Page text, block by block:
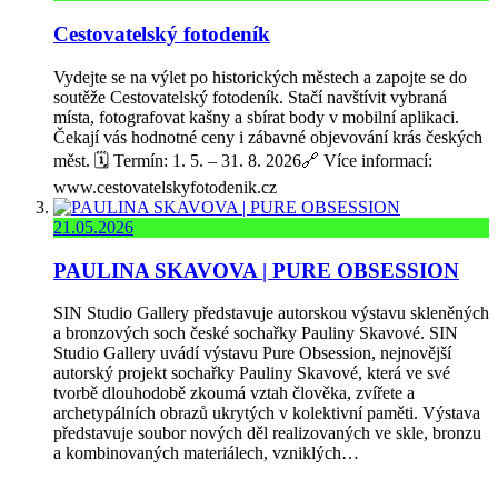
Cestovatelský fotodeník
Vydejte se na výlet po historických městech a zapojte se do
soutěže Cestovatelský fotodeník. Stačí navštívit vybraná
místa, fotografovat kašny a sbírat body v mobilní aplikaci.
Čekají vás hodnotné ceny i zábavné objevování krás českých
měst. 🗓️ Termín: 1. 5. – 31. 8. 2026🔗 Více informací:
www.cestovatelskyfotodenik.cz
21.05.2026
PAULINA SKAVOVA | PURE OBSESSION
SIN Studio Gallery představuje autorskou výstavu skleněných
a bronzových soch české sochařky Pauliny Skavové. SIN
Studio Gallery uvádí výstavu Pure Obsession, nejnovější
autorský projekt sochařky Pauliny Skavové, která ve své
tvorbě dlouhodobě zkoumá vztah člověka, zvířete a
archetypálních obrazů ukrytých v kolektivní paměti. Výstava
představuje soubor nových děl realizovaných ve skle, bronzu
a kombinovaných materiálech, vzniklých…